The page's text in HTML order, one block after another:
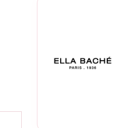
Vložením hodnotenie